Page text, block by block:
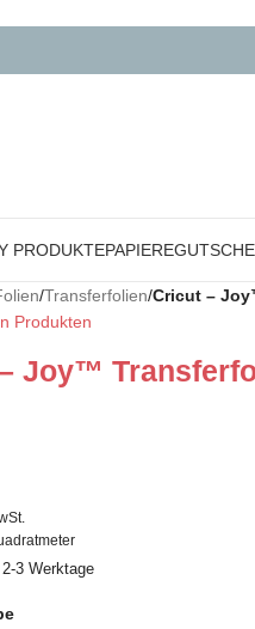
PRODUKTEPAPIERE
/Transferfolien/Cricut –
Produkten
Joy™
3 Werktage